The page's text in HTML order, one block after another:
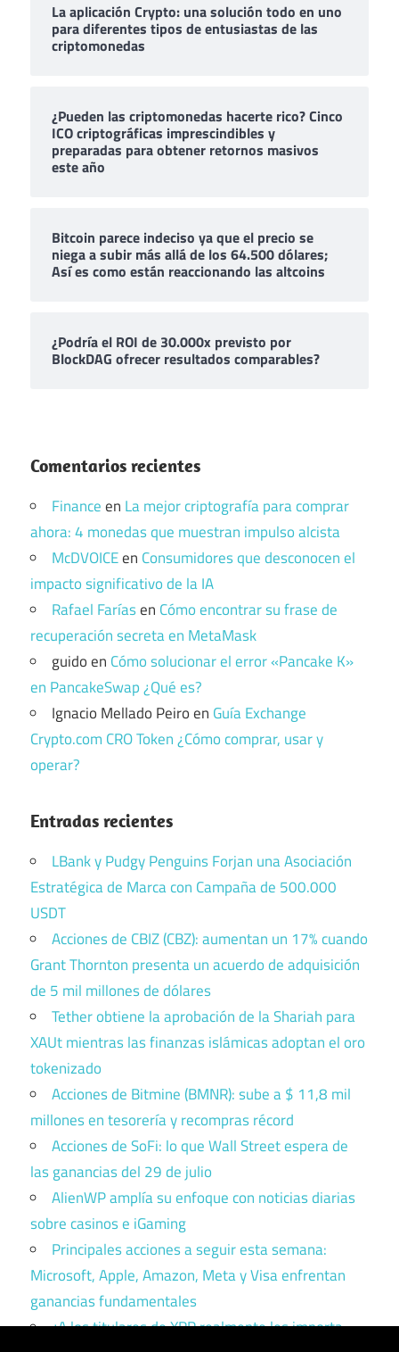
La aplicación Crypto: una solución todo en uno
para diferentes tipos de entusiastas de las
criptomonedas
¿Pueden las criptomonedas hacerte rico? Cinco
ICO criptográficas imprescindibles y
preparadas para obtener retornos masivos
este año
Bitcoin parece indeciso ya que el precio se
niega a subir más allá de los 64.500 dólares;
Así es como están reaccionando las altcoins
¿Podría el ROI de 30.000x previsto por
BlockDAG ofrecer resultados comparables?
Comentarios recientes
Financeen La mejor criptografía para comprar
ahora: 4 monedas que muestran impulso alcista
McDVOICEen Consumidores que desconocen el
impacto significativo de la IA
Rafael Faríasen Cómo encontrar su frase de
recuperación secreta en MetaMask
guidoen Cómo solucionar el error «Pancake K»
en PancakeSwap ¿Qué es?
Ignacio Mellado Peiroen Guía Exchange
Crypto.com CRO Token ¿Cómo comprar, usar y
operar?
Entradas recientes
LBank y Pudgy Penguins Forjan una Asociación
Estratégica de Marca con Campaña de 500.000
USDT
Acciones de CBIZ (CBZ): aumentan un 17% cuando
Grant Thornton presenta un acuerdo de adquisición
de 5 mil millones de dólares
Tether obtiene la aprobación de la Shariah para
XAUt mientras las finanzas islámicas adoptan el oro
tokenizado
Acciones de Bitmine (BMNR): sube a $ 11,8 mil
millones en tesorería y recompras récord
Acciones de SoFi: lo que Wall Street espera de
las ganancias del 29 de julio
AlienWP amplía su enfoque con noticias diarias
sobre casinos e iGaming
Principales acciones a seguir esta semana:
Microsoft, Apple, Amazon, Meta y Visa enfrentan
ganancias fundamentales
¿A los titulares de XRP realmente les importa